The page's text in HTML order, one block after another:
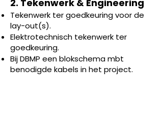
2. Tekenwerk & Engineering
Tekenwerk ter goedkeuring voor de
lay-out(s).
Elektrotechnisch tekenwerk ter
goedkeuring.
Bij DBMP een blokschema mbt
benodigde kabels in het project.